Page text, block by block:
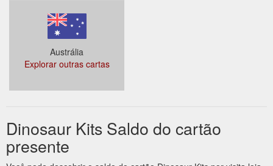
Austrália
Explorar outras cartas
Dinosaur Kits Saldo do cartão
presente